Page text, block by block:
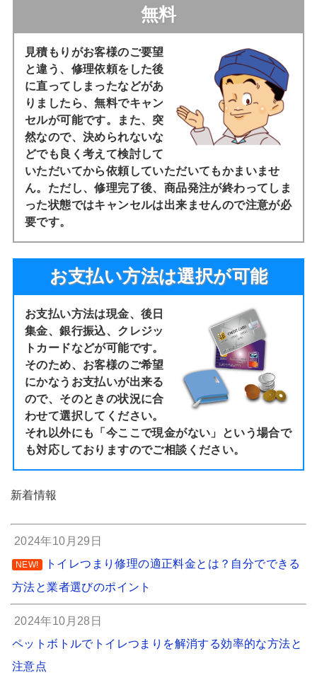
無料
見積もりがお客様のご要望
と違う、修理依頼をした後
に直ってしまったなどがあ
りましたら、無料でキャン
セルが可能です。また、突
然なので、決められないな
どでも良く考えて検討して
いただいてから依頼していただいてもかまいませ
ん。ただし、修理完了後、商品発注が終わってしま
った状態ではキャンセルは出来ませんので注意が必
要です。
お支払い方法は選択が可能
お支払い方法は現金、後日
集金、銀行振込、クレジッ
トカードなどが可能です。
そのため、お客様のご希望
にかなうお支払いが出来る
ので、そのときの状況に合
わせて選択してください。
それ以外にも「今ここで現金がない」という場合で
も対応しておりますのでご相談ください。
新着情報
2024年10月29日
NEW! トイレつまり修理の適正料金とは？自分でできる
方法と業者選びのポイント
2024年10月28日
ペットボトルでトイレつまりを解消する効率的な方法と
注意点